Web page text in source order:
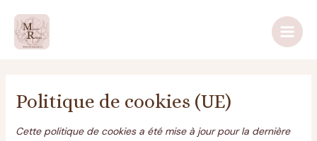
contenu
Main
Politique de cookies (UE)
Cette politique de cookies a été mise à jour pour la dernière
service
service
service
service